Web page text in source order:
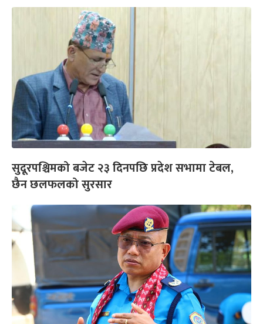
सुदूरपश्चिमको बजेट २३ दिनपछि प्रदेश सभामा टेबल,
छैन छलफलको सुरसार